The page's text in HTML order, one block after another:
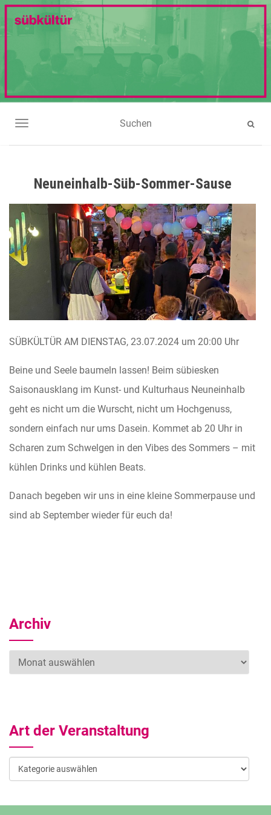
NAVIGATION UMSCHALTEN
Neuneinhalb-Süb-Sommer-Sause
SÜBKÜLTÜR AM DIENSTAG, 23.07.2024 um 20:00 Uhr
Beine und Seele baumeln lassen! Beim sübiesken
Saisonausklang im Kunst- und Kulturhaus Neuneinhalb
geht es nicht um die Wurscht, nicht um Hochgenuss,
sondern einfach nur ums Dasein. Kommet ab 20 Uhr in
Scharen zum Schwelgen in den Vibes des Sommers – mit
kühlen Drinks und kühlen Beats.
Danach begeben wir uns in eine kleine Sommerpause und
sind ab September wieder für euch da!
Archiv
Archiv
Art der Veranstaltung
Art
der
Veranstaltung